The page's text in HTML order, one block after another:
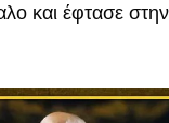
και έφτασε